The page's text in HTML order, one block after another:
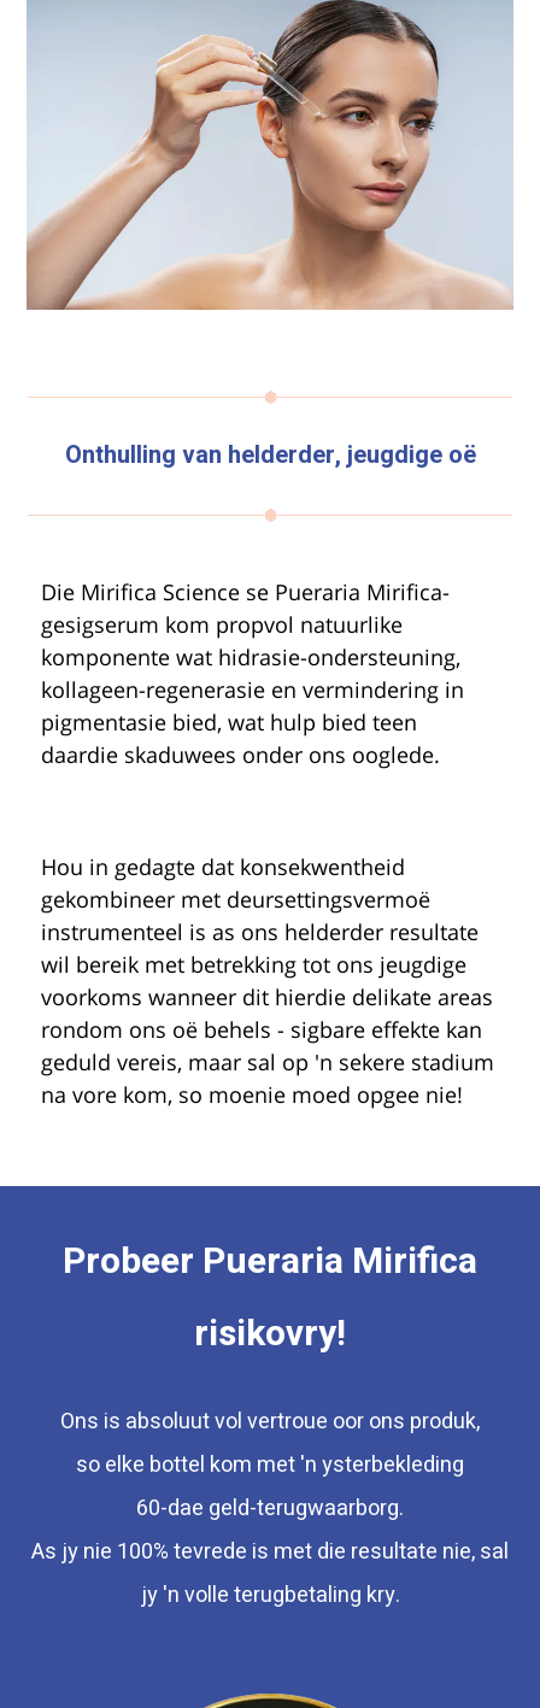
Onthulling van helderder, jeugdige oë
Die Mirifica Science se Pueraria Mirifica-
gesigserum kom propvol natuurlike
komponente wat hidrasie-ondersteuning,
kollageen-regenerasie en vermindering in
pigmentasie bied, wat hulp bied teen
daardie skaduwees onder ons ooglede.
Hou in gedagte dat konsekwentheid
gekombineer met deursettingsvermoë
instrumenteel is as ons helderder resultate
wil bereik met betrekking tot ons jeugdige
voorkoms wanneer dit hierdie delikate areas
rondom ons oë behels - sigbare effekte kan
geduld vereis, maar sal op 'n sekere stadium
na vore kom, so moenie moed opgee nie!
Probeer Pueraria Mirifica
risikovry!
Ons is absoluut vol vertroue oor ons produk,
so elke bottel kom met 'n ysterbekleding
60-dae geld-terugwaarborg.
As jy nie 100% tevrede is met die resultate nie, sal
jy 'n volle terugbetaling kry.